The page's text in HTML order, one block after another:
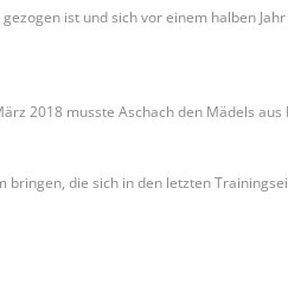
ist und sich vor einem halben
2018 musste Aschach den Mädels
die sich in den letzten